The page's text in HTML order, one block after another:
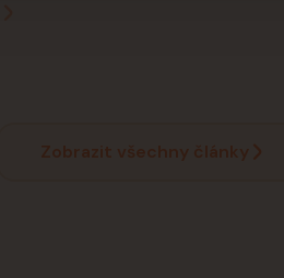
Zobrazit všechny články